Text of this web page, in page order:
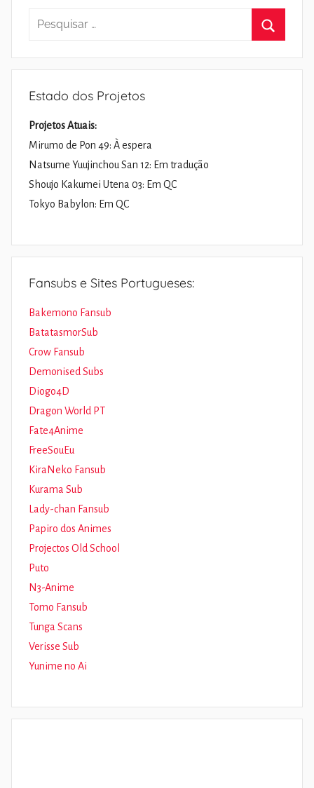
Pesquisar
Estado dos Projetos
Projetos Atuais:
Mirumo de Pon 49: À espera
Natsume Yuujinchou San 12: Em tradução
Shoujo Kakumei Utena 03: Em QC
Tokyo Babylon: Em QC
Fansubs e Sites Portugueses:
Bakemono Fansub
BatatasmorSub
Crow Fansub
Demonised Subs
Diogo4D
Dragon World PT
Fate4Anime
FreeSouEu
KiraNeko Fansub
Kurama Sub
Lady-chan Fansub
Papiro dos Animes
Projectos Old School
Puto
N3-Anime
Tomo Fansub
Tunga Scans
Verisse Sub
Yunime no Ai